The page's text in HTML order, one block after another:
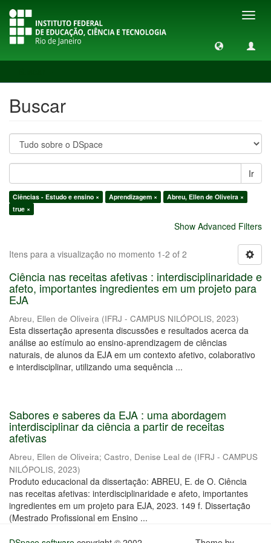
Buscar
Ir
Ciências - Estudo e ensino × Aprendizagem ×
Abreu, Ellen de Oliveira ×
true ×
Show Advanced Filters
Itens para a visualização no momento 1-2 of 2
Ciência nas receitas afetivas : interdisciplinaridade e
afeto, importantes ingredientes em um projeto para
EJA
Abreu, Ellen de Oliveira (IFRJ - CAMPUS NILÓPOLIS, 2023)
Esta dissertação apresenta discussões e resultados acerca da
análise ao estímulo ao ensino-aprendizagem de ciências
naturais, de alunos da EJA em um contexto afetivo, colaborativo
e interdisciplinar, utilizando uma sequência ...
Sabores e saberes da EJA : uma abordagem
interdisciplinar da ciência a partir de receitas
afetivas
Abreu, Ellen de Oliveira; Castro, Denise Leal de (IFRJ - CAMPUS
NILÓPOLIS, 2023)
Produto educacional da dissertação: ABREU, E. de O. Ciência
nas receitas afetivas: interdisciplinaridade e afeto, importantes
ingredientes em um projeto para EJA, 2023. 149 f. Dissertação
(Mestrado Profissional em Ensino ...